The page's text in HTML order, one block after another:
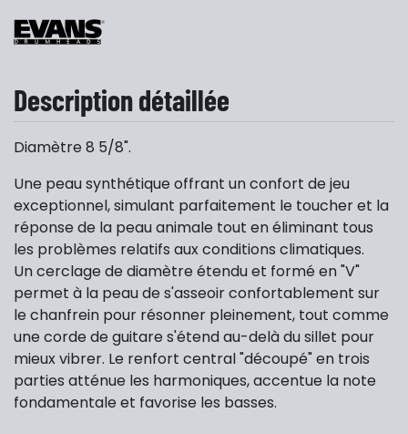
Description détaillée
Diamètre 8 5/8".
Une peau synthétique offrant un confort de jeu
exceptionnel, simulant parfaitement le toucher et la
réponse de la peau animale tout en éliminant tous
les problèmes relatifs aux conditions climatiques.
Un cerclage de diamètre étendu et formé en "V"
permet à la peau de s'asseoir confortablement sur
le chanfrein pour résonner pleinement, tout comme
une corde de guitare s'étend au-delà du sillet pour
mieux vibrer. Le renfort central "découpé" en trois
parties atténue les harmoniques, accentue la note
fondamentale et favorise les basses.